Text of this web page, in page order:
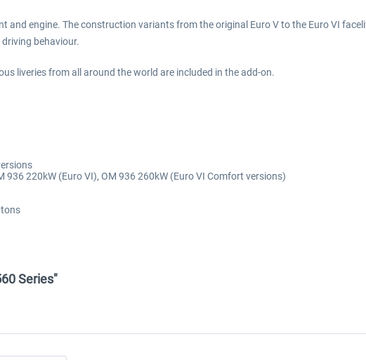
engine. The construction variants from the original Euro V to the Euro VI
behaviour.
liveries from all around the world are included in the add-on.
936 220kW (Euro VI), OM 936 260kW (Euro VI Comfort versions)
Series"